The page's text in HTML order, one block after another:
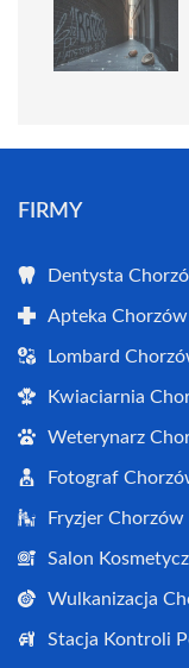
FIRMY
Dentysta
Apteka Chorzów
Lombard
Kwiaciarnia
Weterynarz
Fotograf
Fryzjer Chorzów
Salon
Wulkanizacja
Stacja Kontroli